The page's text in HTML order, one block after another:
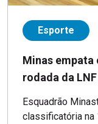
Esporte
Minas
rodada da LNF
Esquadrão
classificatória na